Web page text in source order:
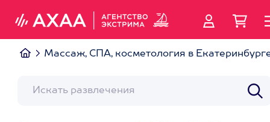
Массаж, СПА, косметология в